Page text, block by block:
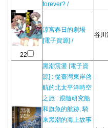
forever? /
22
涼宮春日的劇場
[電子資源] /
谷川
黑潮震盪 [電子資
源] : 從臺灣東岸啓
航的北太平洋時空
之旅 : 跟隨研究船
和旗魚的航跡, 騎
乘黑潮的海上故事